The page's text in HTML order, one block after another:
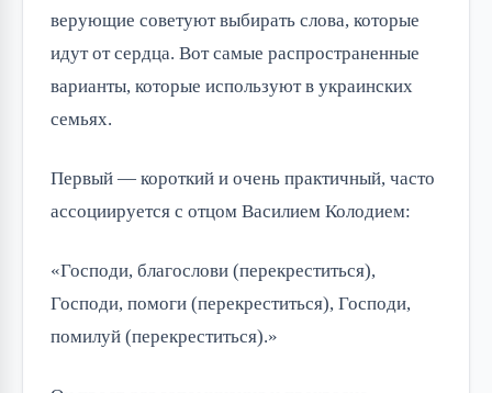
верующие советуют выбирать слова, которые
идут от сердца. Вот самые распространенные
варианты, которые используют в украинских
семьях.
Первый — короткий и очень практичный, часто
ассоциируется с отцом Василием Колодием:
«Господи, благослови (перекреститься),
Господи, помоги (перекреститься), Господи,
помилуй (перекреститься).»